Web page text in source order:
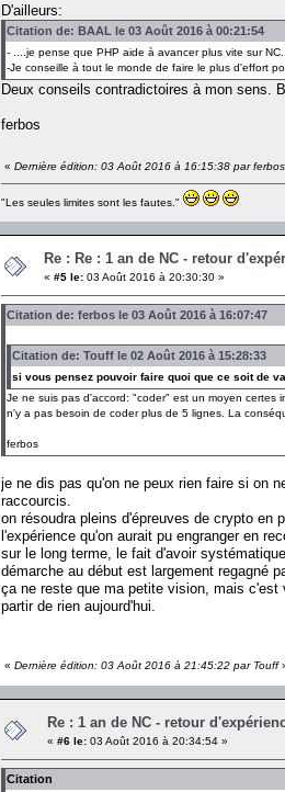
D'ailleurs:
Citation de: BAAL le 03 Août 2016 à 00:21:54
- ....je pense que PHP aide à avancer plus vite sur
-Je conseille à tout le monde de faire le plus d'effort
Deux conseils contradictoires à mon sens.
ferbos
« Dernière édition: 03 Août 2016 à 16:15:38 par ferbos
"Les seules limites sont les fautes."
Re : Re : 1 an de NC - retour
« #5 le: 03 Août 2016 à 20:30:30 »
Citation de: ferbos le 03 Août 2016 à 16:07:47
Citation de: Touff le 02 Août 2016 à 15:28:33
si vous pensez pouvoir faire quoi que ce soit de
Je ne suis pas d'accord: "coder" est un moyen certes
n'y a pas besoin de coder plus de 5 lignes. La
ferbos
je ne dis pas qu'on ne peux rien faire si on
raccourcis.
on résoudra pleins d'épreuves de crypto en
l'expérience qu'on aurait pu engranger en
sur le long terme, le fait d'avoir
démarche au début est largement regagné
ça ne reste que ma petite vision, mais c'est
partir de rien aujourd'hui.
« Dernière édition: 03 Août 2016 à 21:45:22 par Touff
Re : 1 an de NC - retour
« #6 le: 03 Août 2016 à 20:34:54 »
Citation